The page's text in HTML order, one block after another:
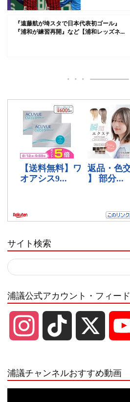
『遠藤航が埼スタで日本代表初ゴール』
『浦和が練習再開』など【浦和レッズネ...
サイト検索
浦議公式アカウント・フィード
浦議チャンネルおすすめ動画